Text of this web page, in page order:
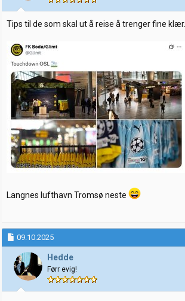
Tips til de som skal ut å reise å trenger fine klær.
Langnes lufthavn Tromsø neste
09.10.2025
Hedde
Førr evig!